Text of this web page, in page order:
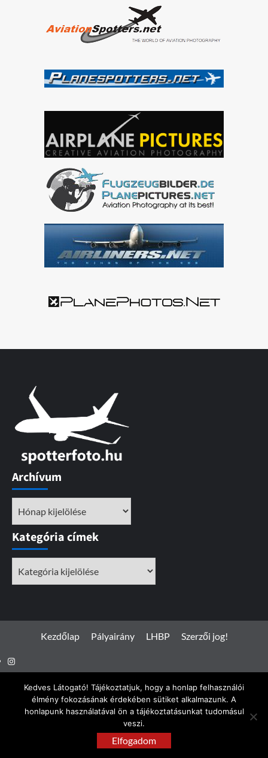
Archívum
Kategória címek
Kezdőlap Pályairány LHBP Szerzői jog!
Instagram
Spotterfoto.hu © Minden jog fenntartva 2017 - 2026
CoverNewsby AF themes.
Kedves Látogató! Tájékoztatjuk, hogy a honlap felhasználói
élmény fokozásának érdekében sütiket alkalmazunk. A
honlapunk használatával ön a tájékoztatásunkat tudomásul
veszi.
Elfogadom